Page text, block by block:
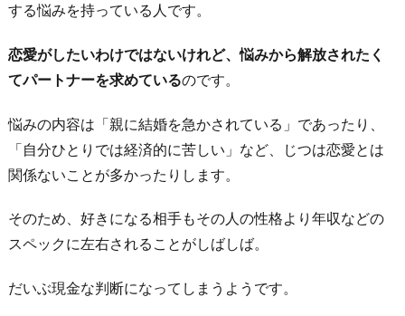
する悩みを持っている人です。
恋愛がしたいわけではないけれど、悩みから解放されたく
てパートナーを求めているのです。
悩みの内容は「親に結婚を急かされている」であったり、
「自分ひとりでは経済的に苦しい」など、じつは恋愛とは
関係ないことが多かったりします。
そのため、好きになる相手もその人の性格より年収などの
スペックに左右されることがしばしば。
だいぶ現金な判断になってしまうようです。